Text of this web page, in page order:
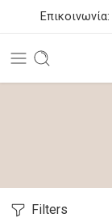
Επικοινωνία:
Filters